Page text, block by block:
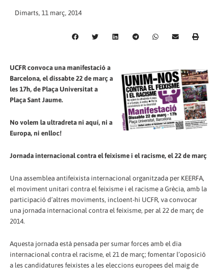
Dimarts, 11 març, 2014
UCFR convoca una manifestació a
Barcelona, el dissabte 22 de març a
les 17h, de Plaça Universitat a
Plaça Sant Jaume.
No volem la ultradreta ni aquí, ni a
Europa, ni enlloc!
Jornada internacional contra el feixisme i el racisme, el 22 de març
Una assemblea antifeixista internacional organitzada per KEERFA,
el moviment unitari contra el feixisme i el racisme a Grècia, amb la
participació d’altres moviments, incloent-hi UCFR, va convocar
una jornada internacional contra el feixisme, per al 22 de març de
2014.
Aquesta jornada està pensada per sumar forces amb el dia
internacional contra el racisme, el 21 de març; fomentar l’oposició
a les candidatures feixistes a les eleccions europees del maig de